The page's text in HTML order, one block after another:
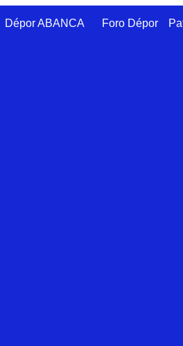
Dépor ABANCA Foro Dépor